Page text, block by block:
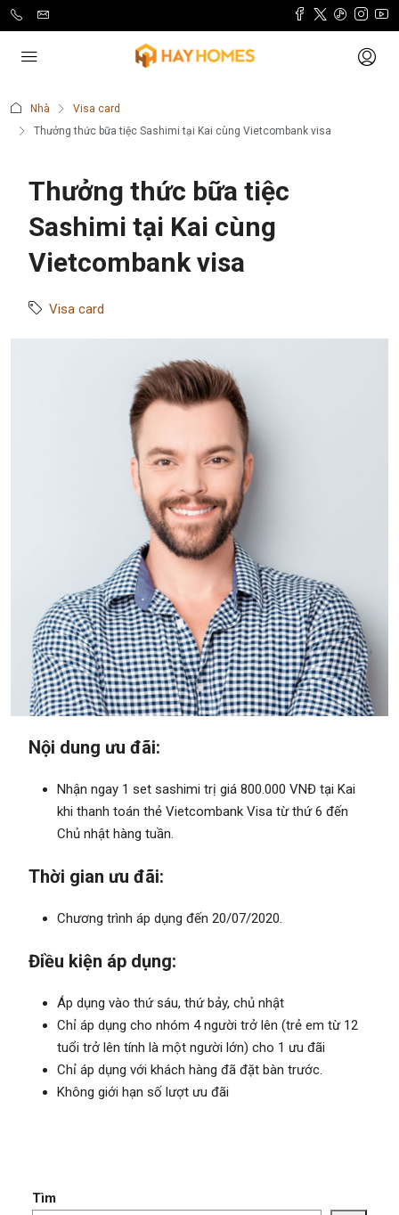
Nhà
Visa card
Thưởng thức bữa tiệc Sashimi tại Kai cùng Vietcombank visa
Thưởng thức bữa tiệc
Sashimi tại Kai cùng
Vietcombank visa
Visa card
Nội dung ưu đãi:
​Nhận ngay 1 set sashimi trị giá 800.000 VNĐ tại Kai
khi thanh toán thẻ Vietcombank Visa từ thứ 6 đến
Chủ nhật hàng tuần.
Thời gian ưu đãi:
Chương trình áp dụng đến 20/07/2020.
Điều kiện áp dụng:
Áp dụng vào thứ sáu, thứ bảy, chủ nhật
Chỉ áp dụng cho nhóm 4 người trở lên (trẻ em từ 12
tuổi trở lên tính là một người lớn) cho 1 ưu đãi
Chỉ áp dụng với khách hàng đã đặt bàn trước.
Không giới hạn số lượt ưu đãi
Tìm